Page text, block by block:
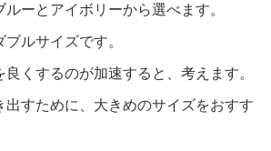
ーとアイボリーから選べます。
ルサイズです。
くするのが加速すると、考えます。
出すために、大きめのサイズをおすす